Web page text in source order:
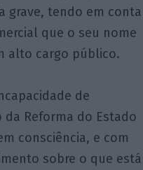
grave, tendo em conta
que o seu nome
alto cargo público.
de
Reforma do Estado
consciência, e com
sobre o que está